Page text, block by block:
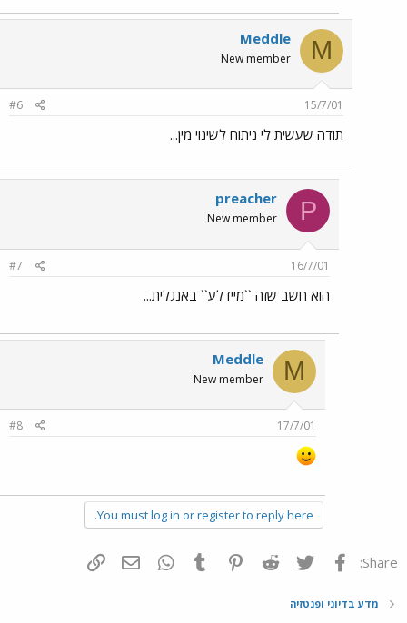
M
Meddle
New member
15/7/01
#6
תודה שעשית לי ניתוח לשינוי מין...
P
preacher
New member
16/7/01
#7
הוא חשב שזה ``מיידלע`` באנגלית...
M
Meddle
New member
17/7/01
#8
You must log in or register to reply here.
Share: פייסבוק Twitter
Reddit
Pinterest
Tumblr
WhatsAppדואר אלקטרוני
מדע בדיוני ופנטזיה